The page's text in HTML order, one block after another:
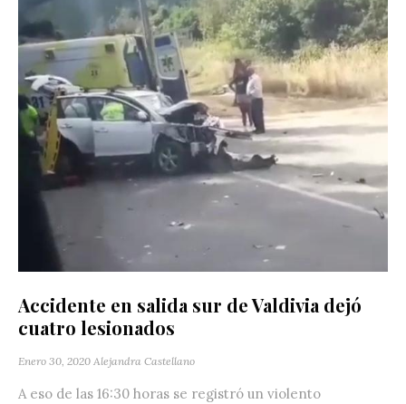
Accidente en salida sur de Valdivia dejó
cuatro lesionados
Enero 30, 2020 Alejandra Castellano
A eso de las 16:30 horas se registró un violento